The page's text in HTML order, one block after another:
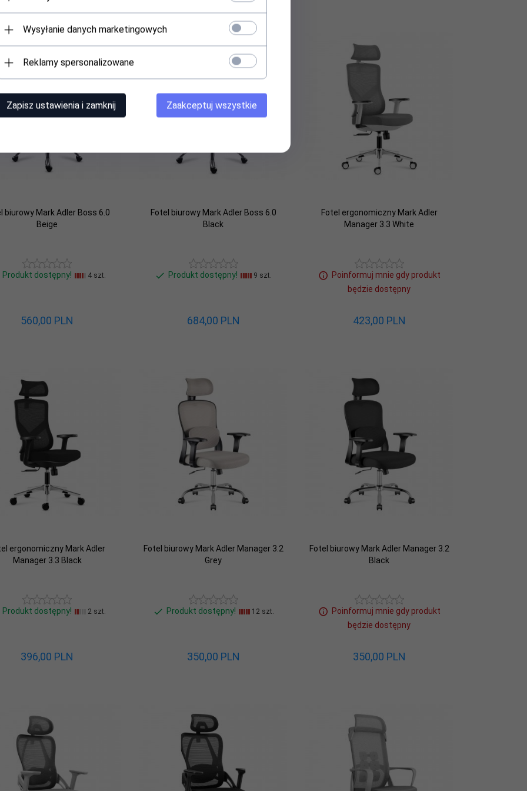
biurowy Mark Adler Boss 6.0
Beige
Produkt dostępny! 4 szt.
560,00 PLN
Fotel biurowy Mark Adler Boss 6.0
Black
Produkt dostępny! 9 szt.
684,00 PLN
Fotel ergonomiczny Mark Adler
Manager 3.3 White
Poinformuj mnie gdy produkt
będzie dostępny
423,00 PLN
ergonomiczny Mark Adler
Manager 3.3 Black
Produkt dostępny! 2 szt.
396,00 PLN
Fotel biurowy Mark Adler Manager 3.2
Grey
Produkt dostępny! 12 szt.
350,00 PLN
Fotel biurowy Mark Adler Manager 3.2
Black
Poinformuj mnie gdy produkt
będzie dostępny
350,00 PLN
Wysyłanie danych marketingowych
Reklamy spersonalizowane
Zapisz ustawienia i zamknij Zaakceptuj wszystkie